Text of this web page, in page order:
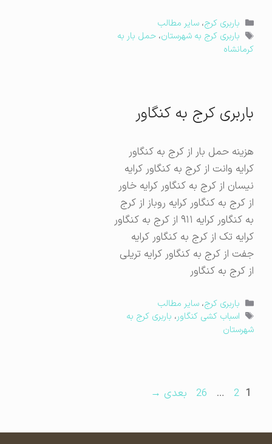
دسته‌ها
باربری کرج،سایر مطالب
برچسب‌ها
باربری کرج به شهرستان،حمل بار به
کرمانشاه
باربری کرج به کنگاور
هزینه حمل بار از کرج به کنگاور
کرایه وانت از کرج به کنگاور کرایه
نیسان از کرج به کنگاور کرایه خاور
از کرج به کنگاور کرایه روباز از کرج
به کنگاور کرایه ۹۱۱ از کرج به کنگاور
کرایه تک از کرج به کنگاور کرایه
جفت از کرج به کنگاور کرایه تریلی
از کرج به کنگاور
دسته‌ها
باربری کرج،سایر مطالب
برچسب‌ها
اسباب کشی کنگاور،باربری کرج به
شهرستان
برگه … برگه
26 بعدی→